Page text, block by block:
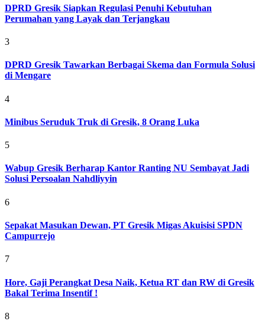
DPRD Gresik Siapkan Regulasi Penuhi Kebutuhan
Perumahan yang Layak dan Terjangkau
3
DPRD Gresik Tawarkan Berbagai Skema dan Formula Solusi
di Mengare
4
Minibus Seruduk Truk di Gresik, 8 Orang Luka
5
Wabup Gresik Berharap Kantor Ranting NU Sembayat Jadi
Solusi Persoalan Nahdliyyin
6
Sepakat Masukan Dewan, PT Gresik Migas Akuisisi SPDN
Campurrejo
7
Hore, Gaji Perangkat Desa Naik, Ketua RT dan RW di Gresik
Bakal Terima Insentif !
8